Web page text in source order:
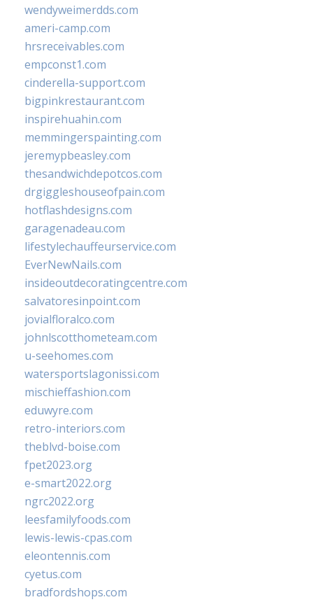
wendyweimerdds.com
ameri-camp.com
hrsreceivables.com
empconst1.com
cinderella-support.com
bigpinkrestaurant.com
inspirehuahin.com
memmingerspainting.com
jeremypbeasley.com
thesandwichdepotcos.com
drgiggleshouseofpain.com
hotflashdesigns.com
garagenadeau.com
lifestylechauffeurservice.com
EverNewNails.com
insideoutdecoratingcentre.com
salvatoresinpoint.com
jovialfloralco.com
johnlscotthometeam.com
u-seehomes.com
watersportslagonissi.com
mischieffashion.com
eduwyre.com
retro-interiors.com
theblvd-boise.com
fpet2023.org
e-smart2022.org
ngrc2022.org
leesfamilyfoods.com
lewis-lewis-cpas.com
eleontennis.com
cyetus.com
bradfordshops.com